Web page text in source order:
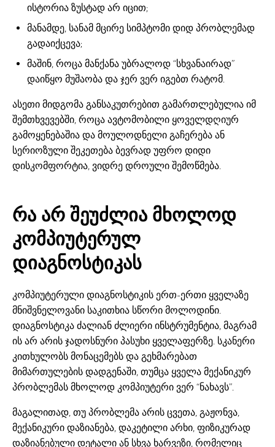
ისტორია ზუსტად არ იცით;
მანამდე, სანამ მცირე სიმპტომი დიდ პრობლემად
გადაიქცევა;
მაშინ, როცა მანქანა უბრალოდ “სხვანაირად”
დაიწყო მუშაობა და ჯერ ვერ იგებთ რატომ.
ასეთი მიდგომა განსაკუთრებით გამართლებულია იმ
შემთხვევებში, როცა ავტომობილი ყოველდღიურ
გამოყენებაშია და მოულოდნელი გაჩერება ან
სერიოზული შეკეთება ბევრად უფრო დიდი
დისკომფორტია, ვიდრე დროული შემოწმება.
რა არ შეუძლია მხოლოდ
კომპიუტერულ
დიაგნოსტიკას
კომპიუტერული დიაგნოსტიკის ერთ-ერთი ყველაზე
მნიშვნელოვანი საკითხია სწორი მოლოდინი.
დიაგნოსტიკა ძალიან ძლიერი ინსტრუმენტია, მაგრამ
ის არ არის ჯადოსნური პასუხი ყველაფერზე. სკანერი
კითხულობს მონაცემებს და გეხმარებათ
მიმართულების დადგენაში, თუმცა ყველა მექანიკურ
პრობლემას მხოლოდ კომპიუტერი ვერ “ნახავს”.
მაგალითად, თუ პრობლემა არის ცვეთა, გაჟონვა,
მექანიკური დაზიანება, დაკეტილი არხი, ფიზიკურად
დაზიანებული დეტალი ან სხვა ხარვეზი, რომელიც